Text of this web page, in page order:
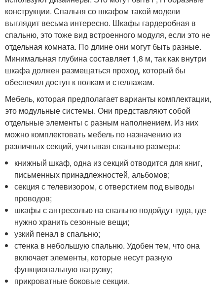
конструкции. Спальня со шкафом такой модели
выглядит весьма интересно. Шкафы гардеробная в
спальню, это тоже вид встроенного модуля, если это не
отдельная комната. По длине они могут быть разные.
Минимальная глубина составляет 1,8 м, так как внутри
шкафа должен размещаться проход, который бы
обеспечил доступ к полкам и стеллажам.
Мебель, которая предполагает варианты комплектации,
это модульные системы. Они представляют собой
отдельные элементы с разным наполнением. Из них
можно комплектовать мебель по назначению из
различных секций, учитывая спальню размеры:
книжный шкаф, одна из секций отводится для книг,
письменных принадлежностей, альбомов;
секция с телевизором, с отверстием под выводы
проводов;
шкафы с антресолью на спальню подойдут туда, где
нужно хранить сезонные вещи;
узкий пенал в спальню;
стенка в небольшую спальню. Удобен тем, что она
включает элементы, которые несут разную
функциональную нагрузку;
прикроватные боковые секции.